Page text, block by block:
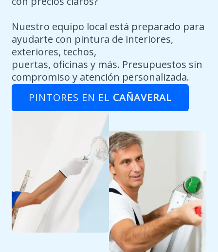
Nuestro equipo local está preparado para
ayudarte con pintura de interiores,
exteriores, techos,
puertas, oficinas y más. Presupuestos sin
compromiso y atención personalizada.
PINTORES EN EL CAÑAVERAL